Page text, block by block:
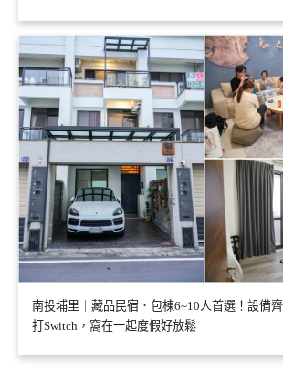
南投埔里｜藏品民宿．包棟6~10人首選！設備
打Switch，窩在一起度假好放鬆